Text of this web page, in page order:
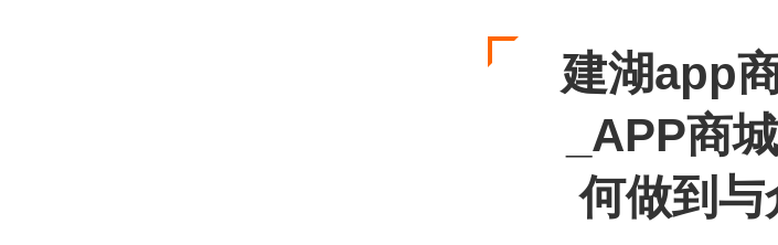
建湖app
_APP商
何做到与